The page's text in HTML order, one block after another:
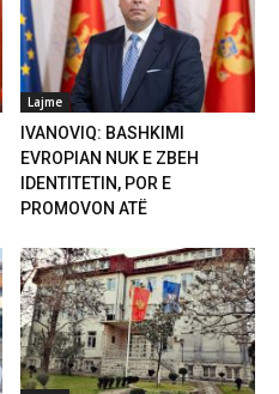
Lajme
IVANOVIQ: BASHKIMI
EVROPIAN NUK E ZBEH
IDENTITETIN, POR E
PROMOVON ATË